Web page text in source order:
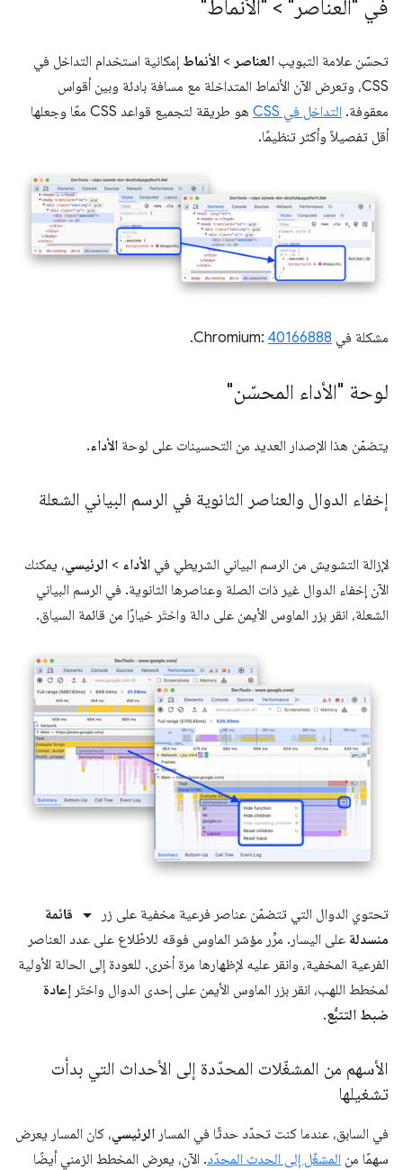
في "العناصر" > "الأنماط"
تحسّن علامة التبويب العناصر > الأنماط إمكانية استخدام التداخل في
CSS، وتعرض الآن الأنماط المتداخلة مع مسافة بادئة وبين أقواس
معقوفة. التداخل في CSS
هو طريقة لتجميع قواعد CSS معًا وجعلها
أقل تفصيلاً وأكثر تنظيمًا.
مشكلة في Chromium: 40166888
.
لوحة "الأداء المحسّن"
يتضمّن هذا الإصدار العديد من التحسينات على لوحة الأداء.
إخفاء الدوال والعناصر الثانوية في الرسم البياني الشعلة
لإزالة التشويش من الرسم البياني الشريطي في الأداء > الرئيسي، يمكنك
الآن إخفاء الدوال غير ذات الصلة وعناصرها الثانوية. في الرسم البياني
الشعلة، انقر بزر الماوس الأيمن على دالة واختَر خيارًا من قائمة السياق.
تحتوي الدوال التي تتضمّن عناصر فرعية مخفية على زر arrow_drop_down قائمة
منسدلة على اليسار. مرِّر مؤشر الماوس فوقه للاطّلاع على عدد العناصر
الفرعية المخفية، وانقر عليه لإظهارها مرة أخرى. للعودة إلى الحالة الأولية
لمخطط اللهب، انقر بزر الماوس الأيمن على إحدى الدوال واختَر إعادة
ضبط التتبُّع.
الأسهم من المشغّلات المحدّدة إلى الأحداث التي بدأت
تشغيلها
في السابق، عندما كنت تحدّد حدثًا في المسار الرئيسي، كان المسار يعرض
سهمًا من المشغّل إلى الحدث المحدّد. الآن، يعرض المخطط الزمني أيضًا